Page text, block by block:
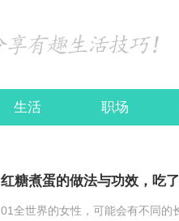
生活 职场
红糖煮蛋的做法与功效，吃
01全世界的女性，可能会有不同的